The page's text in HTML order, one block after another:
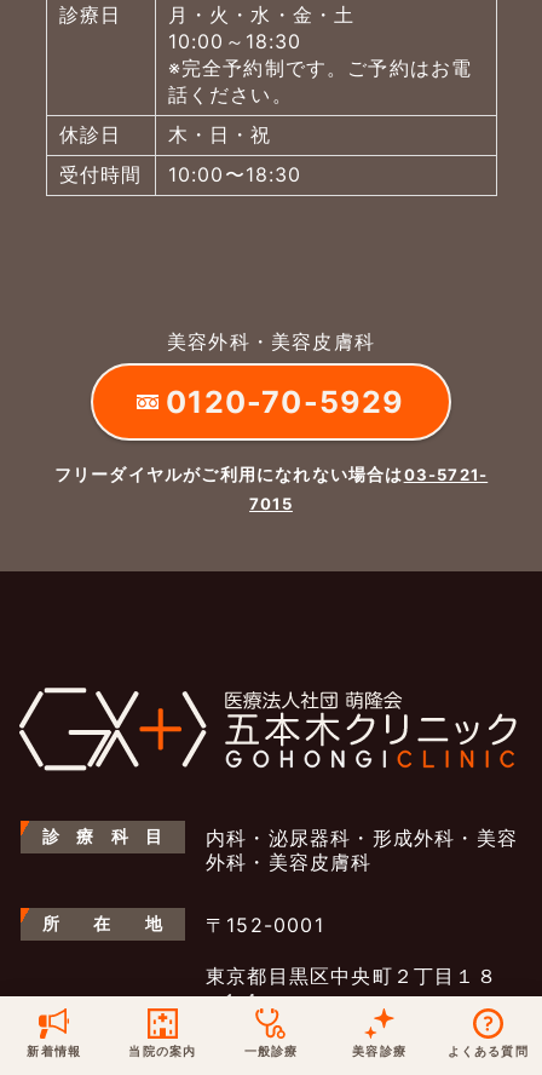
新着情報
新着情報
最新医療トピックス
取材協力
桑満院長のtwitter
当院の案内
五本木クリニックについて
医師の紹介
当院のポリシー
個人情報保護方針
一般診療
保険での診療
泌尿器科
皮膚科
形成外科
美容診療 よくある質問
よくあるご質問
予約について
電話でのお問いあわせ
一般診療
0120-50-5929 0120-70-5929
地図アプリで経路を調べる
診療日
月・火・水・金・土
10:00～18:30
※完全予約制です。ご予約はお電
話ください。
休診日
木・日・祝
受付時間
10:00〜18:30
美容外科・美容皮膚科
0120-70-5929
フリーダイヤルがご利用になれない場合は03-5721-
7015
診 療 科 目
内科・泌尿器科・形成外科・美容
外科・美容皮膚科
所 在 地 〒152-0001
東京都目黒区中央町２丁目１８
−１４
ネオアージュ祐天寺1F